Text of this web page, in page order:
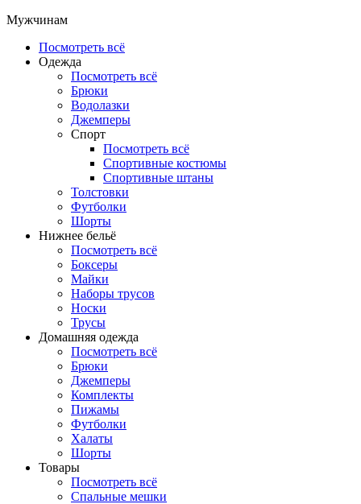
Мужчинам
Посмотреть всё
Одежда
Посмотреть всё
Брюки
Водолазки
Джемперы
Спорт
Посмотреть всё
Спортивные костюмы
Спортивные штаны
Толстовки
Футболки
Шорты
Нижнее бельё
Посмотреть всё
Боксеры
Майки
Наборы трусов
Носки
Трусы
Домашняя одежда
Посмотреть всё
Брюки
Джемперы
Комплекты
Пижамы
Футболки
Халаты
Шорты
Товары
Посмотреть всё
Спальные мешки